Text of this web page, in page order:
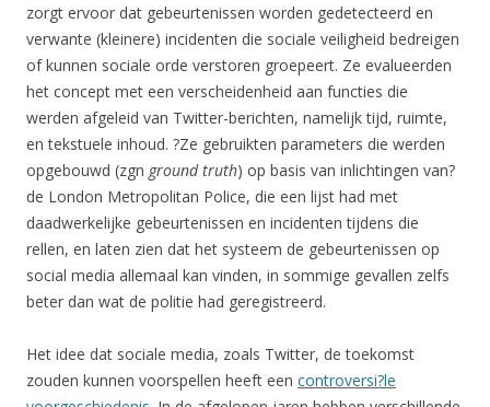
zorgt ervoor dat gebeurtenissen worden gedetecteerd en
verwante (kleinere) incidenten die sociale veiligheid bedreigen
of kunnen sociale orde verstoren groepeert. Ze evalueerden
het concept met een verscheidenheid aan functies die
werden afgeleid van Twitter-berichten, namelijk tijd, ruimte,
en tekstuele inhoud. ?Ze gebruikten parameters die werden
opgebouwd (zgn ground truth) op basis van inlichtingen van?
de London Metropolitan Police, die een lijst had met
daadwerkelijke gebeurtenissen en incidenten tijdens die
rellen, en laten zien dat het systeem de gebeurtenissen op
social media allemaal kan vinden, in sommige gevallen zelfs
beter dan wat de politie had geregistreerd.
Het idee dat sociale media, zoals Twitter, de toekomst
zouden kunnen voorspellen heeft een controversi?le